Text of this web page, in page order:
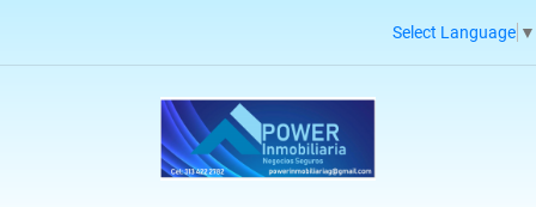
Select Language ▼